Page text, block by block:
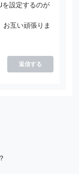
を設定するのが
互い頑張りま
返信する